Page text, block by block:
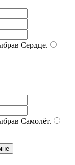
Сердце.
Самолёт.